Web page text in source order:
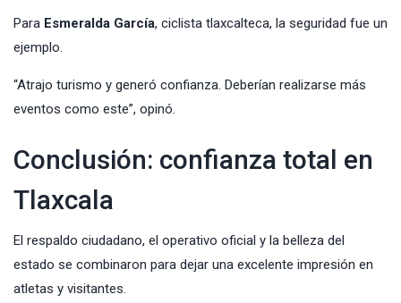
Para Esmeralda García, ciclista tlaxcalteca, la seguridad fue un
ejemplo.
“Atrajo turismo y generó confianza. Deberían realizarse más
eventos como este”, opinó.
Conclusión: confianza total en
Tlaxcala
El respaldo ciudadano, el operativo oficial y la belleza del
estado se combinaron para dejar una excelente impresión en
atletas y visitantes.